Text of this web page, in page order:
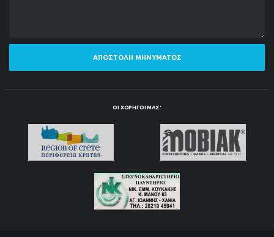
ΑΠΟΣΤΟΛΉ ΜΗΝΎΜΑΤΟΣ
ΟΙ ΧΟΡΗΓΟΊ ΜΑΣ: